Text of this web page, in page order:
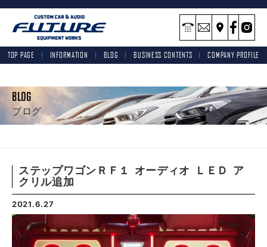
TOP PAGE INFORMATION BLOG BUSINESS CONTENTS COMPANY PROFILE
BLOG
ブログ
ステップワゴンＲＦ１ オーディオ ＬＥＤ ア
クリル追加
2021.6.27